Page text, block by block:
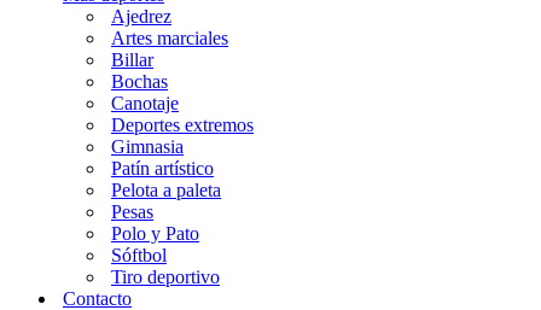
Ajedrez
Artes marciales
Billar
Bochas
Canotaje
Deportes extremos
Gimnasia
Patín artístico
Pelota a paleta
Pesas
Polo y Pato
Sóftbol
Tiro deportivo
Contacto